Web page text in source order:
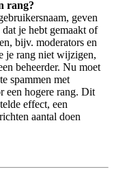
rang?
geven
je hebt gemaakt of
bijv. moderators en
je rang niet wijzigen,
beheerder. Nu moet
spammen met
een hogere rang. Dit
effect, een
aantal doen